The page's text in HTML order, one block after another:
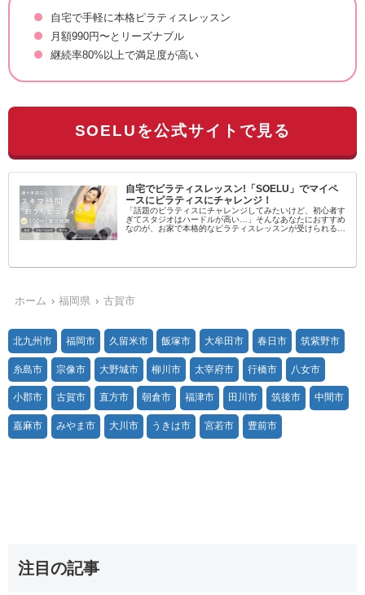
自宅で手軽に本格ピラティスレッスン
月額990円〜とリーズナブル
継続率80%以上で満足度が高い
SOELUを公式サイトで見る
自宅でピラティスレッスン!「SOELU」でマイペ
ースにピラティスにチャレンジ！
「話題のピラティスにチャレンジしてみたいけど、初心者す
ぎてスタジオはハードルが高い…」そんなあなたにおすすめ
なのが、お家で本格的なピラティスレッスンが受けられるオ
ホーム 福岡県 古賀市
北九州市 福岡市 久留米市 飯塚市 大牟田市 春日市 筑紫野市
糸島市 宗像市 大野城市 柳川市 太宰府市 行橋市 八女市
小郡市 古賀市 直方市 朝倉市 福津市 田川市 筑後市 中間市
嘉麻市 みやま市 大川市 うきは市 宮若市 豊前市
注目の記事